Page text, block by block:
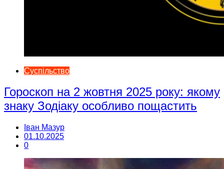
Суспільство
Гороскоп на 2 жовтня 2025 року: якому
знаку Зодіаку особливо пощастить
Іван Мазур
01.10.2025
0